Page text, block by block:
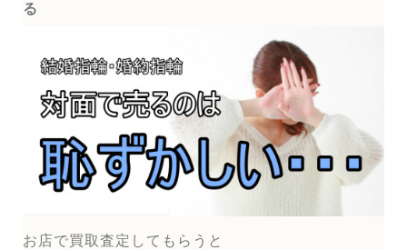
る
お店で買取査定してもらうと